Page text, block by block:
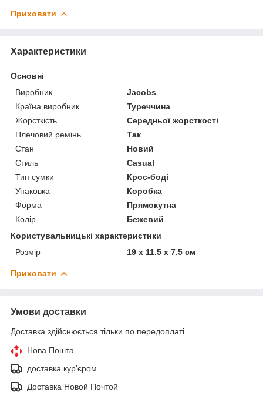
Приховати
Характеристики
Основні
Виробник
Jacobs
Країна виробник
Туреччина
Жорсткість
Середньої жорсткості
Плечовий ремінь
Так
Стан
Новий
Стиль
Casual
Тип сумки
Крос-боді
Упаковка
Коробка
Форма
Прямокутна
Колір
Бежевий
Користувальницькі характеристики
Розмір
19 х 11.5 х 7.5 см
Приховати
Умови доставки
Доставка здійснюється тільки по передоплаті.
Нова Пошта
доставка кур'єром
Доставка Новой Почтой